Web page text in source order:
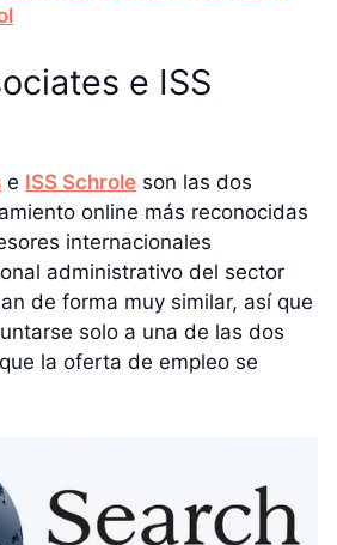
e ISS
e ISS Schrole son las dos
online más reconocidas
internacionales
administrativo del sector
de forma muy similar, así que
solo a una de las dos
la oferta de empleo se